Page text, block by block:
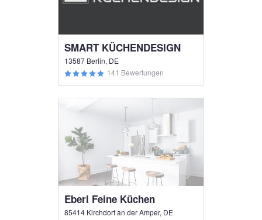
SMART KÜCHENDESIGN
13587 Berlin, DE
141 Bewertungen
Eberl Feine Küchen
85414 Kirchdorf an der Amper, DE